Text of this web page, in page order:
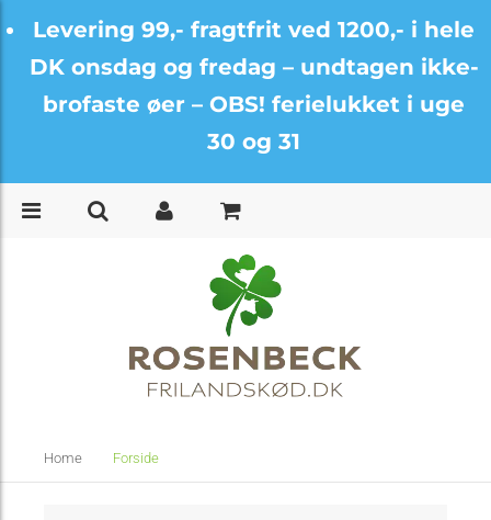
Levering 99,- fragtfrit ved 1200,- i hele
DK onsdag og fredag – undtagen ikke-
brofaste øer – OBS! ferielukket i uge
30 og 31
Home Forside